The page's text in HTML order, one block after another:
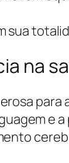
sua
na